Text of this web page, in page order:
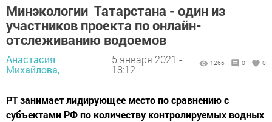
Минэкологии Татарстана - один из
участников проекта по онлайн-
отслеживанию водоемов
Анастасия
Михайлова,
5 января 2021 -
18:12
1266 0 0
РТ занимает лидирующее место по сравнению с
субъектами РФ по количеству контролируемых водных